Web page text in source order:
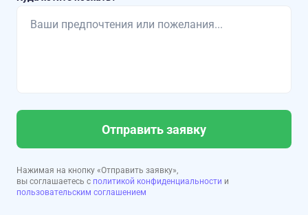
Отправить заявку
Нажимая на кнопку «Отправить заявку»,
вы соглашаетесь с политикой конфиденциальности и
пользовательским соглашением